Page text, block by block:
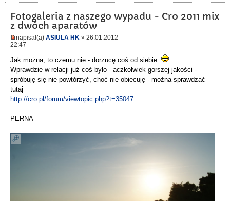
Fotogaleria z naszego wypadu - Cro 2011 mix
z dwóch aparatów
napisał(a) ASIULA HK » 26.01.2012
22:47
Jak można, to czemu nie - dorzucę coś od siebie.
Wprawdzie w relacji już coś było - aczkolwiek gorszej jakości -
spróbuję się nie powtórzyć, choć nie obiecuję - można sprawdzać
tutaj
http://cro.pl/forum/viewtopic.php?t=35047
PERNA